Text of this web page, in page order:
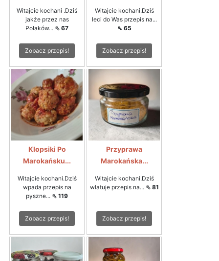
Witajcie kochani .Dziś
jakże przez nas
Polaków... ⇖ 67
Zobacz przepis!
Witajcie kochani.Dziś
leci do Was przepis na...
⇖ 65
Zobacz przepis!
Klopsiki Po
Marokańsku...
Witajcie kochani.Dziś
wpada przepis na
pyszne... ⇖ 119
Zobacz przepis!
Przyprawa
Marokańska...
Witajcie kochani.Dziś
wlatuje przepis na... ⇖ 81
Zobacz przepis!